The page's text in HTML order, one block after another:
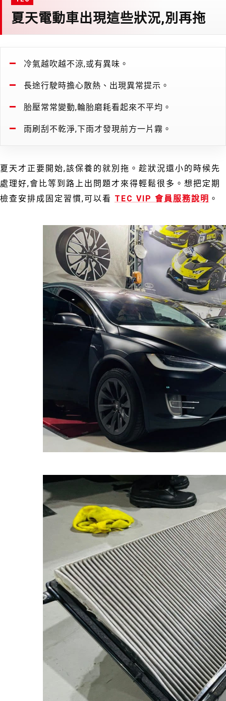
夏天電動車出現這些狀況,別再拖
冷氣越吹越不涼,或有異味。
長途行駛時擔心散熱、出現異常提示。
胎壓常常變動,輪胎磨耗看起來不平均。
雨刷刮不乾淨,下雨才發現前方一片霧。
夏天才正要開始,該保養的就別拖。趁狀況還小的時候先
處理好,會比等到路上出問題才來得輕鬆很多。想把定期
檢查安排成固定習慣,可以看 TEC VIP 會員服務說明 。